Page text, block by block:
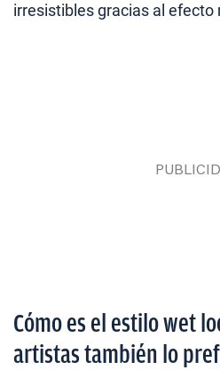
irresistibles gracias al efecto
Cómo es el estilo wet
artistas también lo